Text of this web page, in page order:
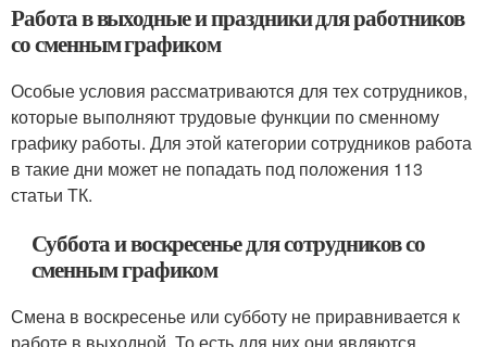
Работа в выходные и праздники для работников
со сменным графиком
Особые условия рассматриваются для тех сотрудников,
которые выполняют трудовые функции по сменному
графику работы. Для этой категории сотрудников работа
в такие дни может не попадать под положения 113
статьи ТК.
Суббота и воскресенье для сотрудников со
сменным графиком
Смена в воскресенье или субботу не приравнивается к